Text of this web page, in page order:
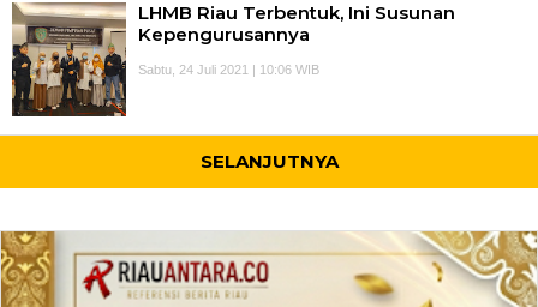
LHMB Riau Terbentuk, Ini Susunan
Kepengurusannya
Sabtu, 24 Juli 2021 | 10:06 WIB
SELANJUTNYA